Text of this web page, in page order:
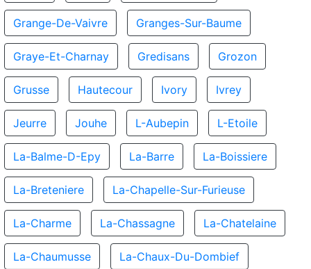
Grange-De-Vaivre Granges-Sur-Baume
Graye-Et-Charnay Gredisans Grozon
Grusse Hautecour Ivory Ivrey
Jeurre Jouhe L-Aubepin L-Etoile
La-Balme-D-Epy La-Barre La-Boissiere
La-Breteniere La-Chapelle-Sur-Furieuse
La-Charme La-Chassagne La-Chatelaine
La-Chaumusse La-Chaux-Du-Dombief